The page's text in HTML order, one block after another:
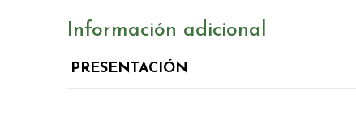
Información adicional
PRESENTACIÓN